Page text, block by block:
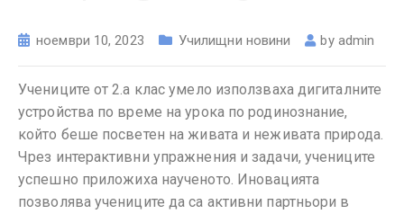
ноември 10, 2023 Училищни новини by admin
Учениците от 2.а клас умело използваха дигиталните
устройства по време на урока по родинознание,
който беше посветен на живата и неживата природа.
Чрез интерактивни упражнения и задачи, учениците
успешно приложиха наученото. Иновацията
позволява учениците да са активни партньори в